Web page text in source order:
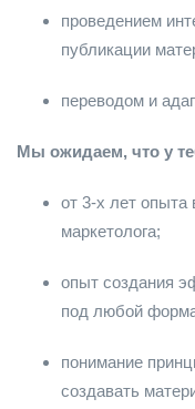
проведением
публикации
переводом и
Мы ожидаем, что у
от 3-х лет опыта
маркетолога;
опыт создания
под любой
понимание
создавать